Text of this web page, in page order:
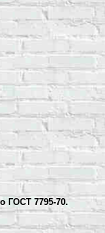
ГОСТ 7795-70.